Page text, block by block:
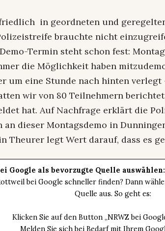
in geordneten und
brauchte nicht
Termin steht schon fest:
die Möglichkeit haben
um eine Stunde nach hinten verlegt
wir von 80 Teilnehmern
hat. Auf Nachfrage erklärt die
an dieser Montagsdemo in
Theurer legt Wert darauf, dass es
Google als bevorzugte Quelle auswählen:
bei Google schneller finden? Dann
Quelle aus. So geht es:
Klicken Sie auf den Button „NRWZ bei
Melden Sie sich bei Bedarf mit Ihrem